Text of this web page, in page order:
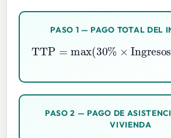
PASO 1 — PAGO TOTAL DEL
TTP =max(30%×
Ingresos Mensuales Ajustados,10%×
Ingresos Mensuales Brutos,Alquiler
PASO 2 — PAGO DE
VIVIENDA